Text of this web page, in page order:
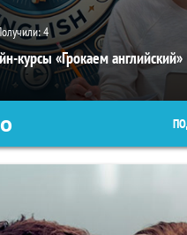
4
курсы «Грокаем английский»